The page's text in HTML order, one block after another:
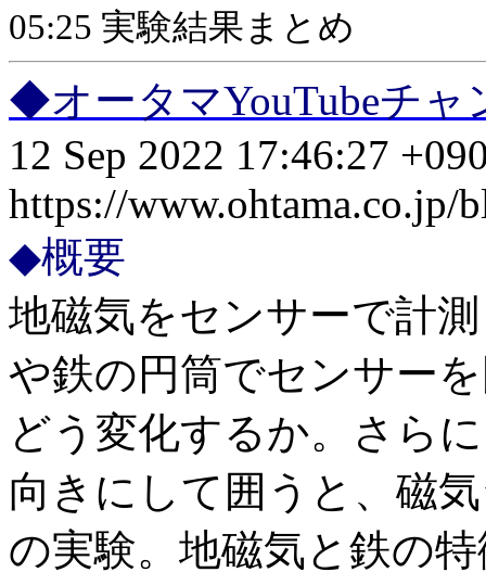
05:25 実験結果まとめ
◆オータマYouTubeチャ
12 Sep 2022 17:46:27
https://www.ohtama.co.jp/
◆概要
地磁気をセンサーで計
や鉄の円筒でセンサー
どう変化するか。さら
向きにして囲うと、磁
の実験。地磁気と鉄の